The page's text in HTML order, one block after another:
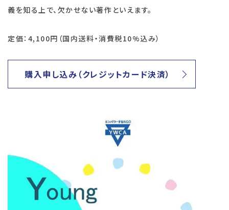
義を知る上で、欠かせない著作といえます。
定価：4,100円（国内送料・消費税10%込み）
購入申し込み（クレジットカード決済）